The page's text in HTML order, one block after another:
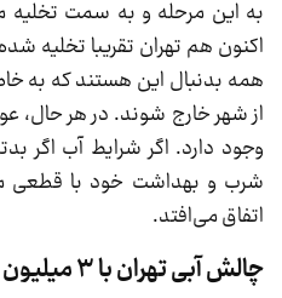
به این مرحله و به سمت تخلیه
اکنون هم تهران تقریبا تخلیه
همه بدنبال این هستند که به
از شهر خارج شوند. در هر حال،
وجود دارد. اگر شرایط آب اگر
شرب و بهداشت خود با قطعی
اتفاق می‌افتد.
چالش آبی تهران با ۳ میلیون افغان